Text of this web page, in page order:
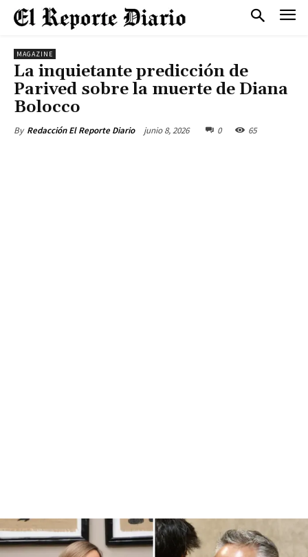
MAGAZINE
La inquietante predicción de
Parived sobre la muerte de Diana
Bolocco
By Redacción El Reporte Diario junio 8, 2026 0 65